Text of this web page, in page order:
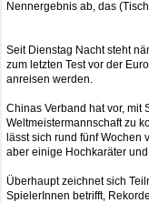
Nennergebnis ab, das
Seit Dienstag Nacht steht
zum letzten Test vor der
anreisen werden.
Chinas Verband hat vor,
Weltmeistermannschaft zu
lässt sich rund fünf
aber einige Hochkaräter
Überhaupt zeichnet sich
SpielerInnen betrifft,